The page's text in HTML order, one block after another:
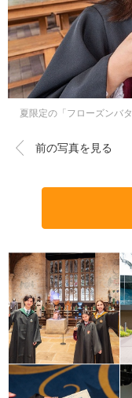
夏限定の「フローズンバ
前の写真を見る